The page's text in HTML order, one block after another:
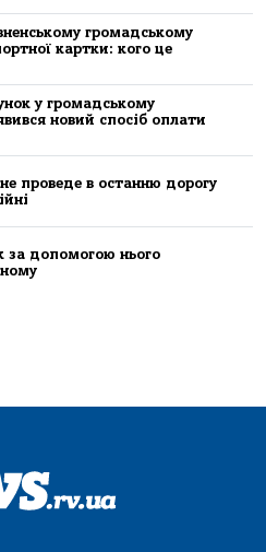
громадському
картки: кого це
у громадському
новий спосіб оплати
проведе в останню дорогу
за допомогою нього